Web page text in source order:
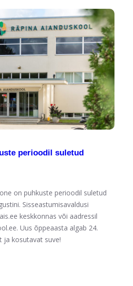
perioodil suletud
on puhkuste perioodil suletud
Sisseastumisavaldusi
keskkonnas või aadressil
Uus õppeaasta algab 24.
ja kosutavat suve!